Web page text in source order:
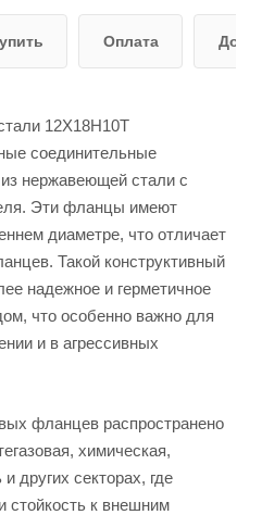
Оплата
12Х18Н10Т
соединительные
нержавеющей стали с
Эти фланцы имеют
диаметре, что отличает
Такой конструктивный
надежное и герметичное
что особенно важно для
и в агрессивных
фланцев распространено
химическая,
других секторах, где
стойкость к внешним